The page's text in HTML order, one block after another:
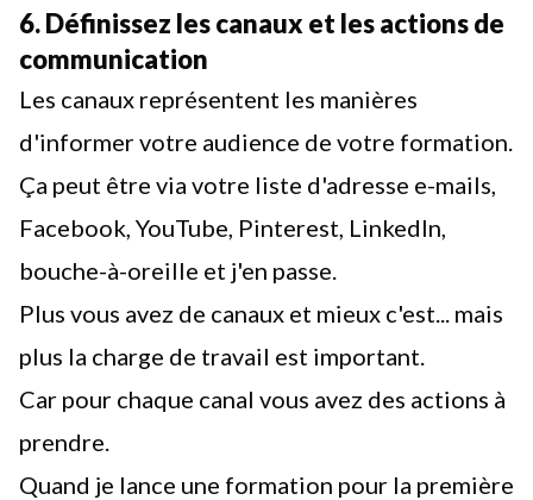
6. Définissez les canaux et les actions de
communication
Les canaux représentent les manières
d'informer votre audience de votre formation.
Ça peut être via votre liste d'adresse e-mails,
Facebook, YouTube, Pinterest, LinkedIn,
bouche-à-oreille et j'en passe.
Plus vous avez de canaux et mieux c'est... mais
plus la charge de travail est important.
Car pour chaque canal vous avez des actions à
prendre.
Quand je lance une formation pour la première